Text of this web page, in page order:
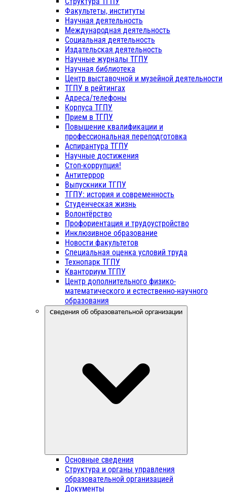
Факультеты, институты
Научная деятельность
Международная деятельность
Социальная деятельность
Издательская деятельность
Научные журналы ТГПУ
Научная библиотека
Центр выставочной и музейной деятельности
ТГПУ в рейтингах
Адреса/телефоны
Корпуса ТГПУ
Прием в ТГПУ
Повышение квалификации и
профессиональная переподготовка
Аспирантура ТГПУ
Научные достижения
Стоп-коррупция!
Антитеррор
Выпускники ТГПУ
ТГПУ: история и современность
Студенческая жизнь
Волонтёрство
Профориентация и трудоустройство
Инклюзивное образование
Новости факультетов
Специальная оценка условий труда
Технопарк ТГПУ
Кванториум ТГПУ
Центр дополнительного физико-
математического и естественно-научного
образования
Сведения об образовательной организации
Основные сведения
Структура и органы управления
образовательной организацией
Документы